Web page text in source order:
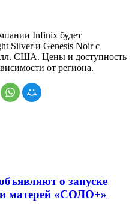
Infinix будет
Silver и Genesis Noir с
США. Цены и доступность
от региона.
о запуске
матерей «СОЛО+»